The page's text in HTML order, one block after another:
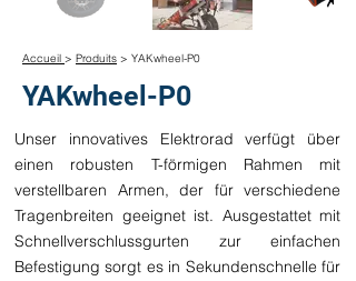
Accueil > Produits > YAKwheel-P0
YAKwheel-P0
Unser innovatives Elektrorad verfügt über
einen robusten T-förmigen Rahmen mit
verstellbaren Armen, der für verschiedene
Tragenbreiten geeignet ist. Ausgestattet mit
Schnellverschlussgurten zur einfachen
Befestigung sorgt es in Sekundenschnelle für